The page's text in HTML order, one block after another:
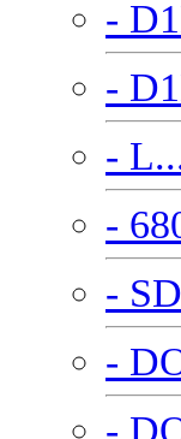
-
-
-
-
-
-
-